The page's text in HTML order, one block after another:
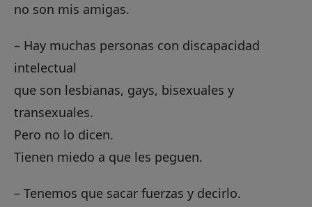
no son mis amigas.
– Hay muchas personas con discapacidad
intelectual
que son lesbianas, gays, bisexuales y
transexuales.
Pero no lo dicen.
Tienen miedo a que les peguen.
– Tenemos que sacar fuerzas y decirlo.